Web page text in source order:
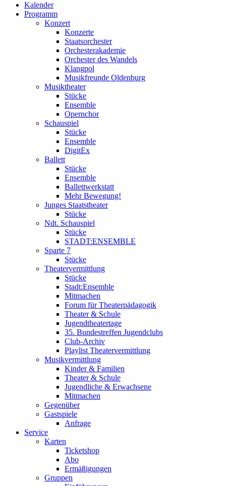
Kalender
Programm
Konzert
Konzerte
Staatsorchester
Orchesterakademie
Orchester des Wandels
Klangpol
Musikfreunde Oldenburg
Musiktheater
Stücke
Ensemble
Opernchor
Schauspiel
Stücke
Ensemble
DigitEx
Ballett
Stücke
Ensemble
Ballettwerkstatt
Mehr Bewegung!
Junges Staatstheater
Stücke
Ndt. Schauspiel
Stücke
STADT:ENSEMBLE
Sparte 7
Stücke
Theatervermittlung
Stücke
Stadt:Ensemble
Mitmachen
Forum für Theaterpädagogik
Theater & Schule
Jugendtheatertage
35. Bundestreffen Jugendclubs
Club-Archiv
Playlist Theatervermittlung
Musikvermittlung
Kinder & Familien
Theater & Schule
Jugendliche & Erwachsene
Mitmachen
Gegenüber
Gastspiele
Anfrage
Service
Karten
Ticketshop
Abo
Ermäßigungen
Gruppen